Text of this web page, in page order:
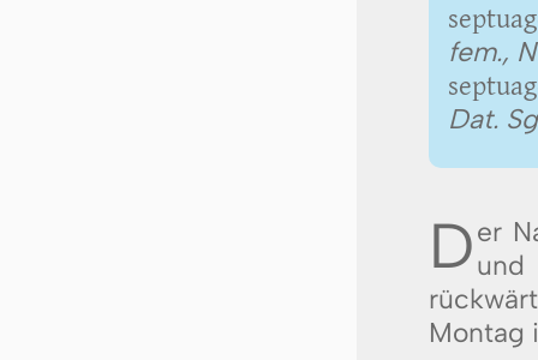
fem.,
Dat.
Der
Montag